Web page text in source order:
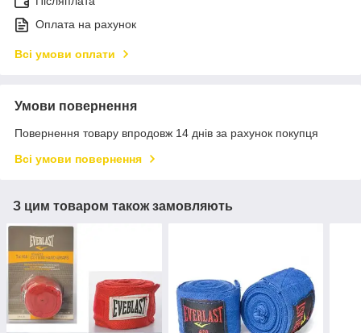
Оплата на рахунок
Всі умови оплати
Умови повернення
Повернення товару впродовж 14 днів за рахунок покупця
Всі умови повернення
З цим товаром також замовляють